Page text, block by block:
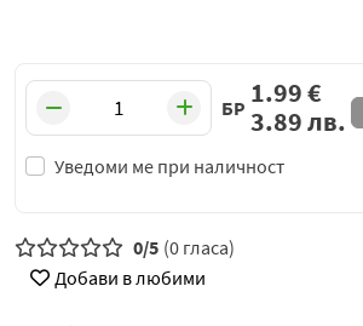
БР
Уведоми ме при наличност
1.99€
3.89лв.
0/5 (0 гласа)
Добави в любими